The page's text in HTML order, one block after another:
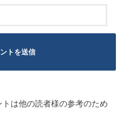
は他の読者様の参考のため